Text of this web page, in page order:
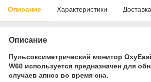
Описание Характеристики Доставка
Описание
Пульсоксиметрический монитор OxyEasi
W60 используется предназначен для
случаев апноэ во время сна.